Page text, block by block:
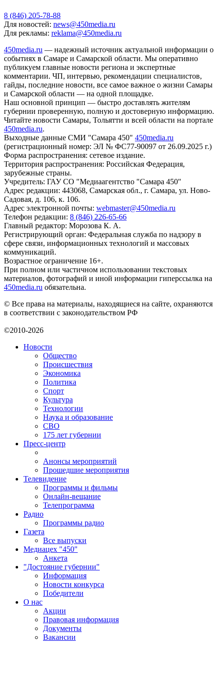
8 (846) 205-78-88
Для новостей: news@450media.ru
Для рекламы: reklama@450media.ru
450media.ru — надежный источник актуальной информации о
событиях в Самаре и Самарской области. Мы оперативно
публикуем главные новости региона и экспертные
комментарии. ЧП, интервью, рекомендации специалистов,
гайды, последние новости, все самое важное о жизни Самары
и Самарской области — на одной площадке.
Наш основной принцип — быстро доставлять жителям
губернии проверенную, полную и достоверную информацию.
Читайте новости Самары, Тольятти и всей области на портале
450media.ru.
Выходные данные СМИ "Самара 450" 450media.ru
(регистрационный номер: ЭЛ № ФС77-90097 от 26.09.2025 г.)
Форма распространения: сетевое издание.
Территория распространения: Российская Федерация,
зарубежные страны.
Учредитель: ГАУ СО "Медиаагентство "Самара 450"
Адрес редакции: 443068, Самарская обл., г. Самара, ул. Ново-
Садовая, д. 106, к. 106.
Адрес электронной почты: webmaster@450media.ru
Телефон редакции: 8 (846) 226-65-66
Главный редактор: Морозова К. А.
Регистрирующий орган: Федеральная служба по надзору в
сфере связи, информационных технологий и массовых
коммуникаций.
Возрастное ограничение 16+.
При полном или частичном использовании текстовых
материалов, фотографий и иной информации гиперссылка на
450media.ru обязательна.
© Все права на материалы, находящиеся на сайте, охраняются
в соответствии с законодательством РФ
©2010-2026
Новости
Общество
Происшествия
Экономика
Политика
Спорт
Культура
Технологии
Наука и образование
СВО
175 лет губернии
Пресс-центр
Анонсы мероприятий
Прошедшие мероприятия
Телевидение
Программы и фильмы
Онлайн-вещание
Телепрограмма
Радио
Программы радио
Газета
Все выпуски
Медиацех "450"
Анкета
"Достояние губернии"
Информация
Новости конкурса
Победители
О нас
Акции
Правовая информация
Документы
Вакансии